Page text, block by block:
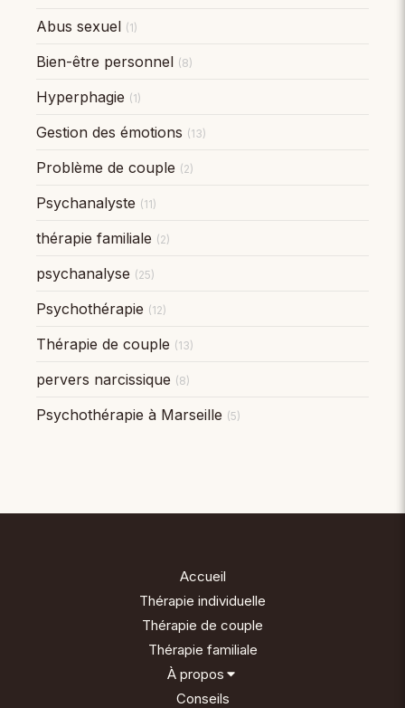
Abus sexuel (1)
Bien-être personnel (8)
Hyperphagie (1)
Gestion des émotions (13)
Problème de couple (2)
Psychanalyste (11)
thérapie familiale (2)
psychanalyse (25)
Psychothérapie (12)
Thérapie de couple (13)
pervers narcissique (8)
Psychothérapie à Marseille (5)
Accueil
Thérapie individuelle
Thérapie de couple
Thérapie familiale
À propos
Conseils